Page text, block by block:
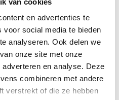
en advertenties te
voor social media te bieden
analyseren. Ook delen we
onze site met onze
en analyse. Deze
combineren met andere
verstrekt of die ze hebben
vanwege het grotere
Daartegenover staat
maximaal € 500.000. Dat
scoort deze subsidie
deze subsidie deels met